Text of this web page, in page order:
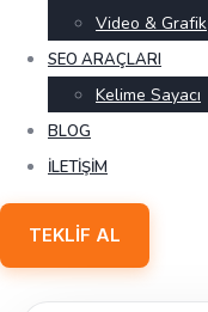
Video & Grafik
SEO ARAÇLARI
Kelime Sayacı
BLOG
İLETIŞIM
TEKLIF AL